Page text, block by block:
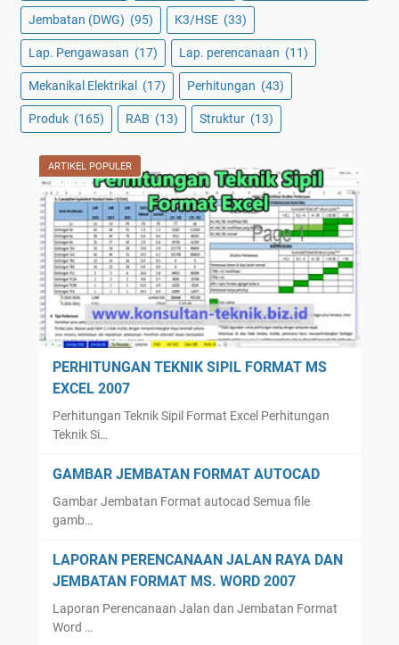
Jembatan (DWG) (95) K3/HSE (33)
Lap. Pengawasan (17) Lap. perencanaan (11)
Mekanikal Elektrikal (17) Perhitungan (43)
Produk (165) RAB (13) Struktur (13)
ARTIKEL POPULER
PERHITUNGAN TEKNIK SIPIL FORMAT MS
EXCEL 2007
Perhitungan Teknik Sipil Format Excel Perhitungan
Teknik Si…
GAMBAR JEMBATAN FORMAT AUTOCAD
Gambar Jembatan Format autocad Semua file
gamb…
LAPORAN PERENCANAAN JALAN RAYA DAN
JEMBATAN FORMAT MS. WORD 2007
Laporan Perencanaan Jalan dan Jembatan Format
Word …